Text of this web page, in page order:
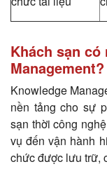
Khách sạn
Management?
Knowledge
nền tảng cho sự
sạn thời công
vụ đến vận hành
chức được lưu trữ,